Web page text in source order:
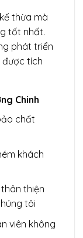
thừa mà
tốt nhất.
phát triển
được tích
Chinh
chất
khách
thiện
tôi
viên không